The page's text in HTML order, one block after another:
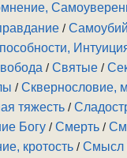
/
/Святые /
/Сквернословие,
тяжесть /
Богу /Смерть /
кротость /Смысл